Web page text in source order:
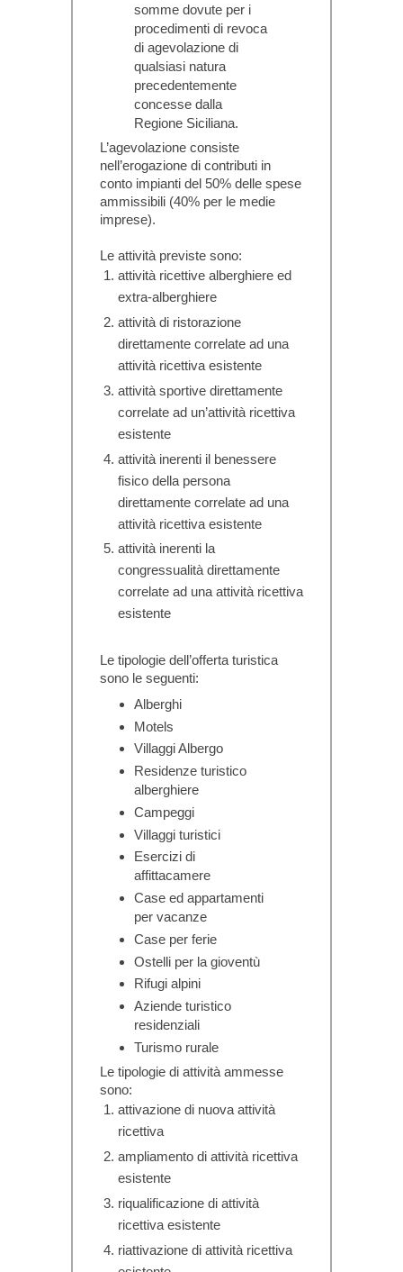
somme dovute per i
procedimenti di revoca
di agevolazione di
qualsiasi natura
precedentemente
concesse dalla
Regione Siciliana.
L’agevolazione consiste
nell’erogazione di contributi in
conto impianti del 50% delle spese
ammissibili (40% per le medie
imprese).
Le attività previste sono:
attività ricettive alberghiere ed
extra-alberghiere
attività di ristorazione
direttamente correlate ad una
attività ricettiva esistente
attività sportive direttamente
correlate ad un’attività ricettiva
esistente
attività inerenti il benessere
fisico della persona
direttamente correlate ad una
attività ricettiva esistente
attività inerenti la
congressualità direttamente
correlate ad una attività ricettiva
esistente
Le tipologie dell’offerta turistica
sono le seguenti:
Alberghi
Motels
Villaggi Albergo
Residenze turistico
alberghiere
Campeggi
Villaggi turistici
Esercizi di
affittacamere
Case ed appartamenti
per vacanze
Case per ferie
Ostelli per la gioventù
Rifugi alpini
Aziende turistico
residenziali
Turismo rurale
Le tipologie di attività ammesse
sono:
attivazione di nuova attività
ricettiva
ampliamento di attività ricettiva
esistente
riqualificazione di attività
ricettiva esistente
riattivazione di attività ricettiva